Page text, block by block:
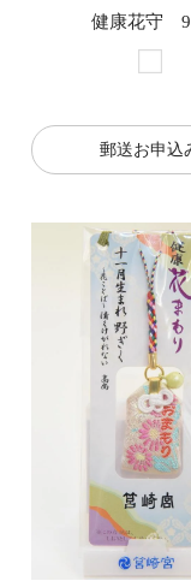
健康花守 9
郵送お申込